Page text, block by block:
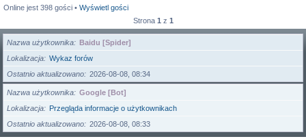
Online jest 398 gości • Wyświetl gości
Strona 1 z 1
Nazwa użytkownika
Baidu [Spider]
Lokalizacja
Wykaz forów
Ostatnio aktualizowano
2026-08-08, 08:34
Nazwa użytkownika
Google [Bot]
Lokalizacja
Przegląda informacje o użytkownikach
Ostatnio aktualizowano
2026-08-08, 08:33